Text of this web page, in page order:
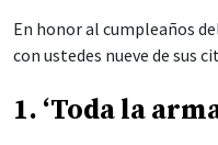
En honor al cumpleaños
con ustedes nueve de sus
1. ‘Toda la